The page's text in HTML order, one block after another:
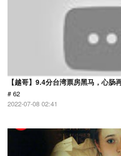
【越哥】9.4分台湾票房黑马，心肠
# 62
2022-07-08 02:41